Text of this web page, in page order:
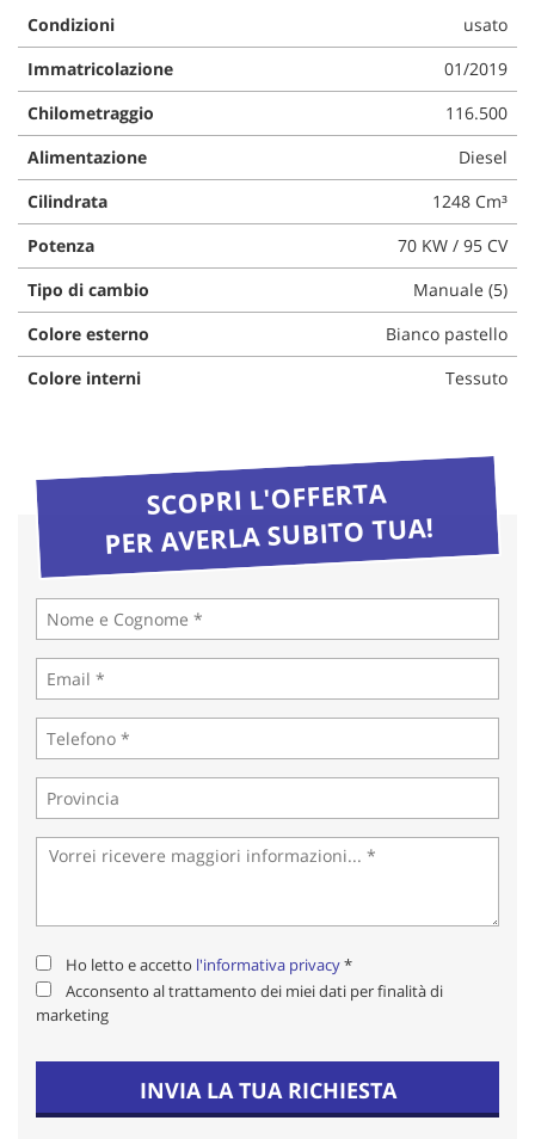
Condizioni
usato
Immatricolazione
01/2019
Chilometraggio
116.500
Alimentazione
Diesel
Cilindrata
1248 Cm³
Potenza
70 KW / 95 CV
Tipo di cambio
Manuale (5)
Colore esterno
Bianco pastello
Colore interni
Tessuto
SCOPRI L'OFFERTA
PER AVERLA SUBITO TUA!
Ho letto e accetto l'informativa privacy*
Acconsento al trattamento dei miei dati per finalità di
marketing
INVIA LA TUA RICHIESTA
questi
strumenti
di
tracciamento
si
rimanda
alla
cookie
policy.
Puoi
rivedere
e
modificare
le
tue
scelte
Cookie necessari
Cookie analitici
Leggi
la
cookie
le